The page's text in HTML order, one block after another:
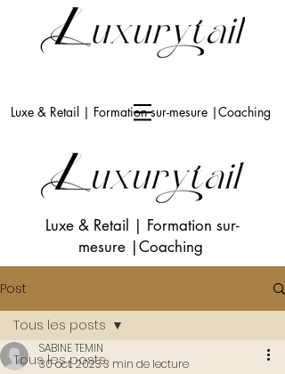
Luxe & Retail | Formation sur-mesure |Coaching
Luxe & Retail | Formation sur-
mesure |Coaching
Post
Tous les posts
Tous les posts
SABINE TEMIN
30 oct. 20233 min de lecture